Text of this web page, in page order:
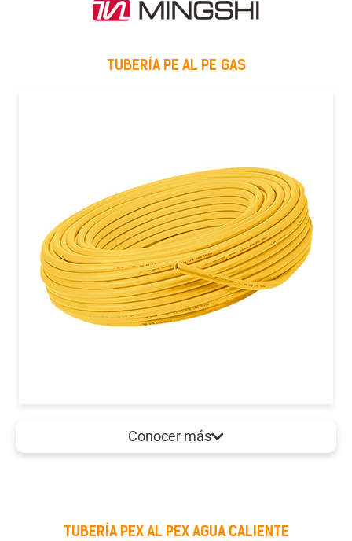
TUBERÍA PE AL PE GAS
Conocer más
TUBERÍA PEX AL PEX AGUA CALIENTE